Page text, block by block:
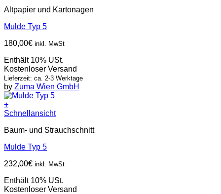
Altpapier und Kartonagen
Mulde Typ 5
180,00€ inkl. MwSt
Enthält 10% USt.
Kostenloser Versand
Lieferzeit: ca. 2-3 Werktage
by Zuma Wien GmbH
+
Schnellansicht
Baum- und Strauchschnitt
Mulde Typ 5
232,00€ inkl. MwSt
Enthält 10% USt.
Kostenloser Versand